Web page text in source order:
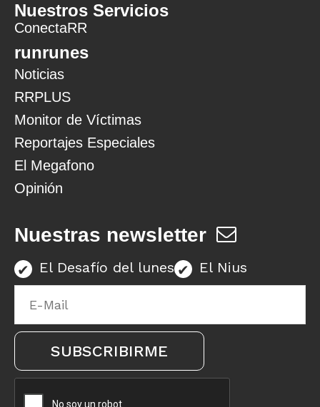
Nuestros Servicios
ConectaRR
runrunes
Noticias
RRPLUS
Monitor de Víctimas
Reportajes Especiales
El Megafono
Opinión
Nuestras newsletter
El Desafío del lunes El Nius